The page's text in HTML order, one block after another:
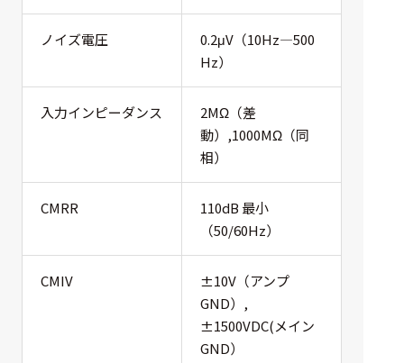
ノイズ電圧
0.2μV（10Hz―500
Hz）
入力インピーダンス
2MΩ（差
動）,1000MΩ（同
相）
CMRR
110dB 最小
（50/60Hz）
CMIV
±10V（アンプ
GND）,
±1500VDC(メイン
GND）